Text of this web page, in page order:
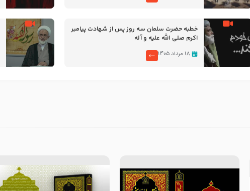
خطبه حضرت سلمان سه روز پس از شهادت پیامبر
اکرم صلی الله علیه و آله
۱۸ مرداد ۱۴۰۵